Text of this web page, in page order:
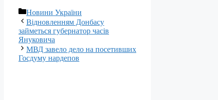
Категорії
Новини України
Відновленням Донбасу
займеться губернатор часів
Януковича
МВД завело дело на посетивших
Госдуму нардепов